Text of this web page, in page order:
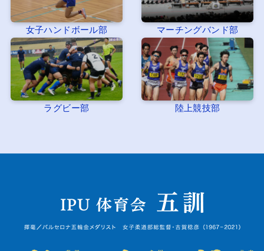
女子ハンドボール部 マーチングバンド部
ラグビー部 陸上競技部